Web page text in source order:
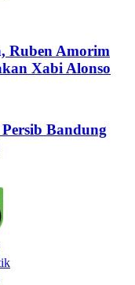
Ruben Amorim
Xabi Alonso
Bandung